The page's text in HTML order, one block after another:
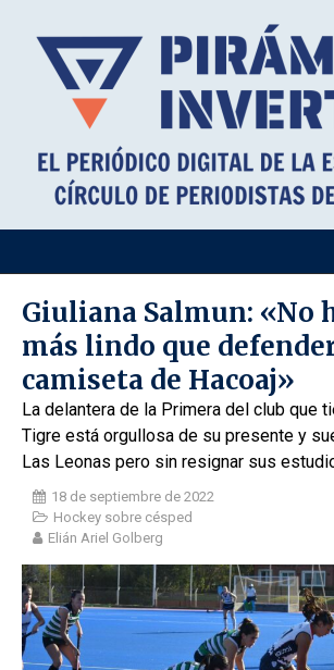
Giuliana Salmun: «No
más lindo que
camiseta de Hacoaj»
La delantera de la Primera del club que
Tigre está orgullosa de su presente y
Las Leonas pero sin resignar sus
18 de septiembre de 2022
Hockey sobre césped
Elián Ariel Golberg